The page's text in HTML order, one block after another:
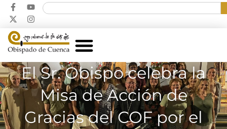
El Sr. Obispo celebra la
Misa de Acción de
Gracias del COF por el